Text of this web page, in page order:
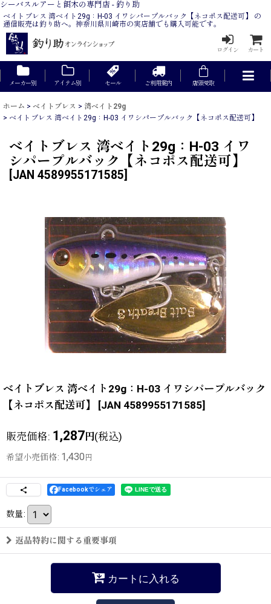
シーバスルアーと餌木の専門店 - 釣り助
ベイトブレス 湾ベイト29g：H-03 イワシパープルバック【ネコポス配送可】 の
通信販売は釣り助へ。神奈川県川崎市の実店舗でも購入可能です。
ログイン カート
メーカー別 アイテム別 セール ご利用案内 店頭受取
ホーム > ベイトブレス > 湾ベイト29g
> ベイトブレス 湾ベイト29g：H-03 イワシパープルバック【ネコポス配送可】
ベイトブレス 湾ベイト29g：H-03 イワ
シパープルバック【ネコポス配送可】
JAN 4589955171585
ベイトブレス 湾ベイト29g：H-03 イワシパープルバック
【ネコポス配送可】
[JAN 4589955171585]
販売価格: 1,287円(税込)
希望小売価格: 1,430 円
Facebookでシェア
数量:
返品特約に関する重要事項
カートに入れる